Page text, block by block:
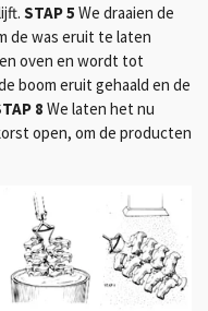
STAP 5 We draaien de
de was eruit te laten
oven en wordt tot
boom eruit gehaald en de
8 We laten het nu
open, om de producten